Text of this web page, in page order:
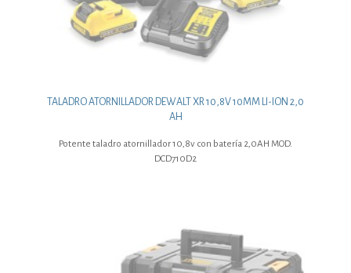
TALADRO ATORNILLADOR DEWALT XR 10,8V 10MM LI-ION 2,0
AH
Potente taladro atornillador 10,8v con batería 2,0AH MOD.
DCD710D2